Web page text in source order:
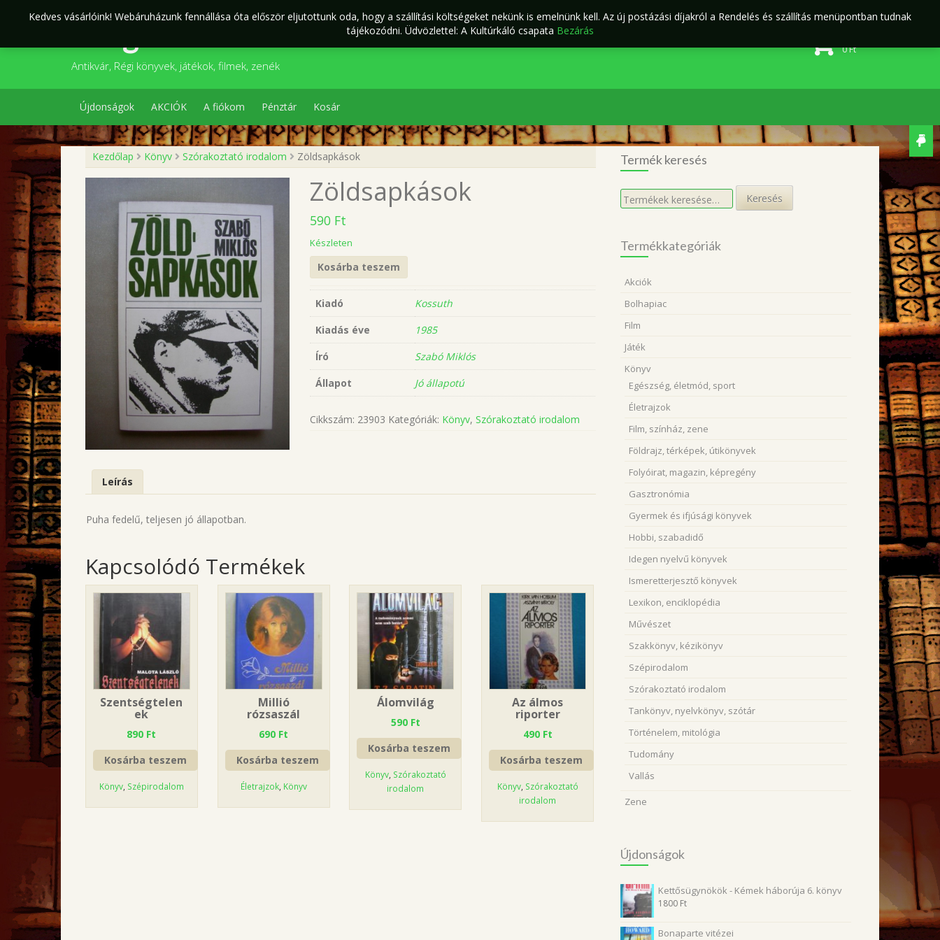
ÁSZF Kapcsolat Rendelés és szállítás Adatvédelmi irányelvek
Szegedi Kultúrkáló Webáruház
Antikvár, Régi könyvek, játékok, filmek, zenék
0Ft
Újdonságok AKCIÓK A fiókom Pénztár Kosár
Kezdőlap Könyv Szórakoztató irodalom Zöldsapkások
Zöldsapkások
590 Ft
Készleten
Kosárba teszem
Kiadó
Kossuth
Kiadás éve
1985
Író
Szabó Miklós
Állapot
Jó állapotú
Cikkszám: 23903 Kategóriák: Könyv,Szórakoztató irodalom
Leírás
Puha fedelű, teljesen jó állapotban.
Kapcsolódó Termékek
Szentségtelen
ek
890 Ft
Kosárba teszem
Könyv, Szépirodalom
Millió
rózsaszál
690 Ft
Kosárba teszem
Életrajzok, Könyv
Álomvilág
590 Ft
Kosárba teszem
Könyv, Szórakoztató
irodalom
Az álmos
riporter
490 Ft
Kosárba teszem
Könyv, Szórakoztató
irodalom
Termék keresés
Keresés
a
Keresés
Termékkategóriák
Akciók
Bolhapiac
Film
Játék
Könyv
Egészség, életmód, sport
Életrajzok
Film, színház, zene
Földrajz, térképek, útikönyvek
Folyóirat, magazin, képregény
Gasztronómia
Gyermek és ifjúsági könyvek
Hobbi, szabadidő
Idegen nyelvű könyvek
Ismeretterjesztő könyvek
Lexikon, enciklopédia
Művészet
Szakkönyv, kézikönyv
Szépirodalom
Szórakoztató irodalom
Tankönyv, nyelvkönyv, szótár
Történelem, mitológia
Tudomány
Vallás
Zene
Újdonságok
Kettősügynökök - Kémek háborúja 6. könyv
1800 Ft
Bonaparte vitézei
Kedves vásárlóink! Webáruházunk fennállása óta először eljutottunk oda, hogy a szállítási költségeket nekünk is emelnünk kell. Az új postázási díjakról a Rendelés és szállítás menüpontban tudnak
tájékozódni. Üdvözlettel: A Kultúrkáló csapata Bezárás